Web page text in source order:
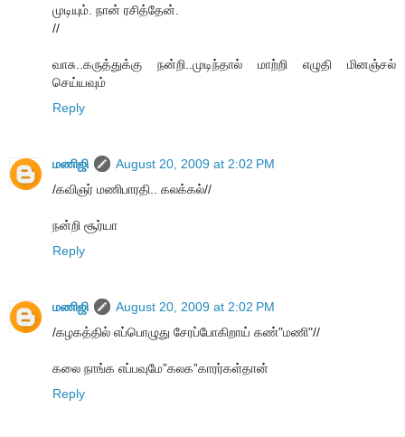
முடியும். நான் ரசித்தேன்.
//
வாசு..கருத்துக்கு நன்றி..முடிந்தால் மாற்றி எழுதி மினஞ்சல்
செய்யவும்
Reply
மணிஜி
August 20, 2009 at 2:02 PM
/கவிஞர் மணிபாரதி.. கலக்கல்//
நன்றி சூர்யா
Reply
மணிஜி
August 20, 2009 at 2:02 PM
/கழகத்தில் எப்பொழுது சேரப்போகிறாய் கண்"மணி"//
கலை நாங்க எப்பவுமே”கலக”காரர்கள்தான்
Reply